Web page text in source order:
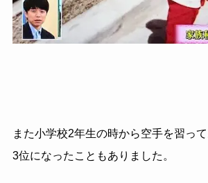
また小学校2年生の時から空手を習っ
3位になったこともありました。